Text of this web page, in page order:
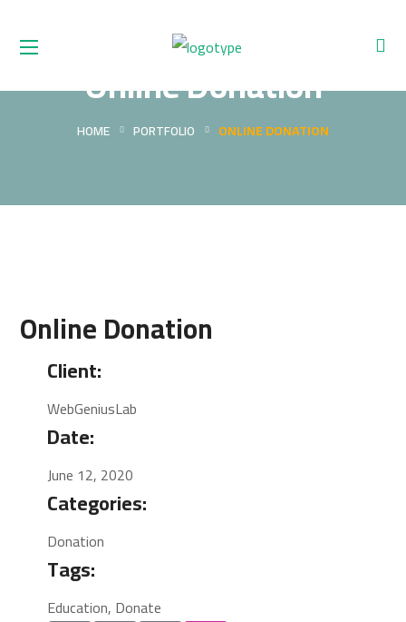
Online Donation
HOME PORTFOLIO ONLINE DONATION
Online Donation
Client:
WebGeniusLab
Date:
June 12, 2020
Categories:
Donation
Tags:
Education, Donate